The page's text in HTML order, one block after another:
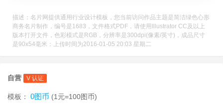
描述：名片网提供通用行业设计模板，您当前访问作品主题是简洁绿色心形
商务名片制作，编号是1683，文件格式PDF，请使用Illustrator CC及以上
版本打开文件，色彩模式是RGB，分辨率是300dpi(像素/英寸)，成品尺寸
是90x54毫米；上传时间为2016-01-05 20:03 星期二
自营 V 认证
模板： 0图币 (1元=100图币)